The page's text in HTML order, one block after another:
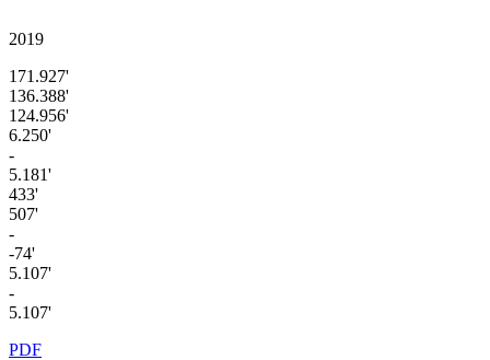
2019
171.927'
136.388'
124.956'
6.250'
-
5.181'
433'
507'
-
-74'
5.107'
-
5.107'
PDF